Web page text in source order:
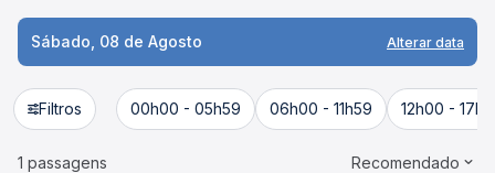
Sábado, 08 de Agosto Alterar data
Filtros 00h00 - 05h59 06h00 - 11h59 12h00 -
1 passagens Recomendado